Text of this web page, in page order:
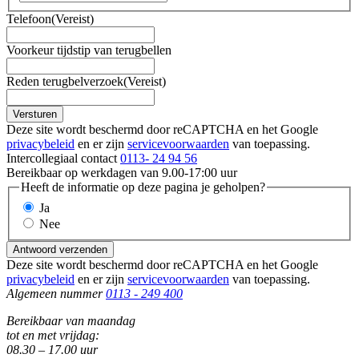
Telefoon(Vereist)
Voorkeur tijdstip van terugbellen
Reden terugbelverzoek(Vereist)
Versturen
Deze site wordt beschermd door reCAPTCHA en het Google
privacybeleid en er zijn servicevoorwaarden van toepassing.
Intercollegiaal contact 0113- 24 94 56
Bereikbaar op werkdagen van 9.00-17:00 uur
Heeft de informatie op deze pagina je geholpen?
Ja
Nee
Antwoord verzenden
Deze site wordt beschermd door reCAPTCHA en het Google
privacybeleid en er zijn servicevoorwaarden van toepassing.
Algemeen nummer 0113 - 249 400
Bereikbaar van maandag
tot en met vrijdag:
08.30 – 17.00 uur